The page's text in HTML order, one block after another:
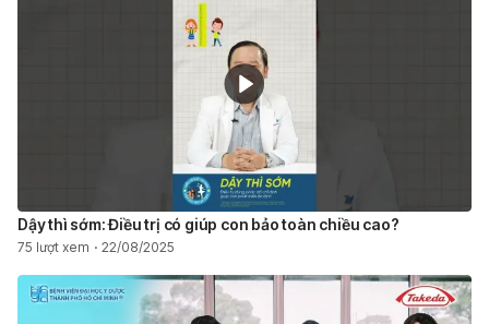
Dậy thì sớm: Điều trị có giúp con bảo toàn chiều cao?
75 lượt xem 22/08/2025